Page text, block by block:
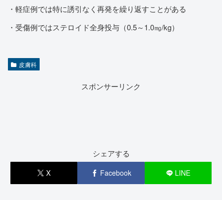
・軽症例では特に誘引なく再発を繰り返すことがある
・受傷例ではステロイド全身投与（0.5～1.0㎎/kg）
皮膚科
スポンサーリンク
シェアする
X Facebook LINE